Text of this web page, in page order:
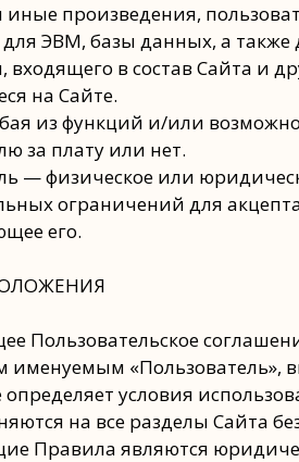
иные произведения,
ЭВМ, базы данных, а
входящего в состав Сайта и
на Сайте.
из функций и/или
за плату или нет.
— физическое или
ограничений для
его.
Пользовательское
«Пользователь»,
условия
на все разделы Сайта
Правила являются